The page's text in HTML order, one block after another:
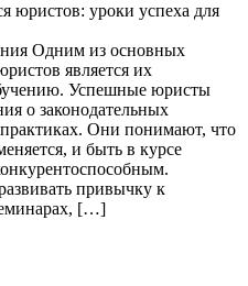
уроки успеха для
Одним из основных
является их
Успешные юристы
о законодательных
Они понимают, что
и быть в курсе
привычку к
[…]